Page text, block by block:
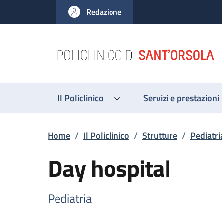
al contenuto principale
to footer content
Redazione
Il Policlinico Servizi e prestazioni
Briciole di pane
Home / Il Policlinico / Strutture /
Day hospital
Pediatria